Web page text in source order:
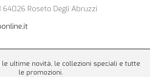
64026 Roseto Degli Abruzzi
ultime novità, le collezioni speciali e tutte
le promozioni.